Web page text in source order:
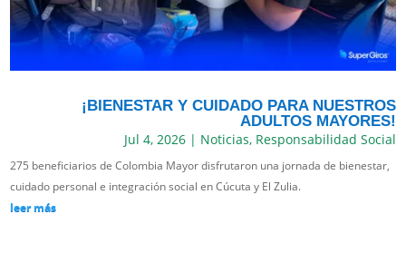
¡BIENESTAR Y CUIDADO PARA NUESTROS
ADULTOS MAYORES!
Jul 4, 2026| Noticias, Responsabilidad Social
275 beneficiarios de Colombia Mayor disfrutaron una jornada de bienestar,
cuidado personal e integración social en Cúcuta y El Zulia.
leer más